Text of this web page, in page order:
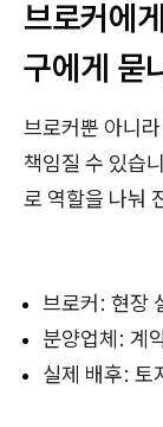
브로커에
구에게 묻
브로커뿐 아니라
책임질 수 있습
로 역할을 나눠
브로커: 현장
분양업체: 계
실제 배후: 토